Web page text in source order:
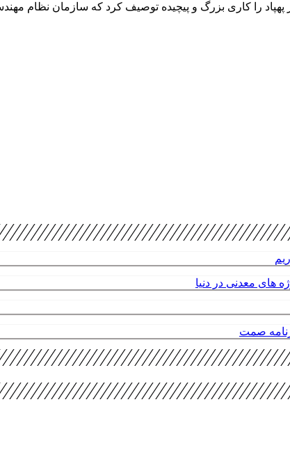
پهپاد را کاری بزرگ و پیچیده توصیف کرد که سازمان نظام
های معدنی در دنیا
صمت